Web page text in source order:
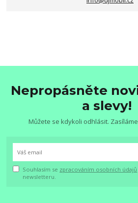
Nepropásněte
a slevy!
Můžete se kdykoli odhlásit.
Souhlasím se zpracováním osobních údajů
newsletteru.